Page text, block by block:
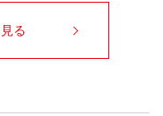
る